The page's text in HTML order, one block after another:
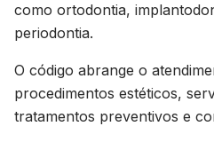
como ortodontia,
periodontia.
O código abrange o
procedimentos estéticos,
tratamentos preventivos e